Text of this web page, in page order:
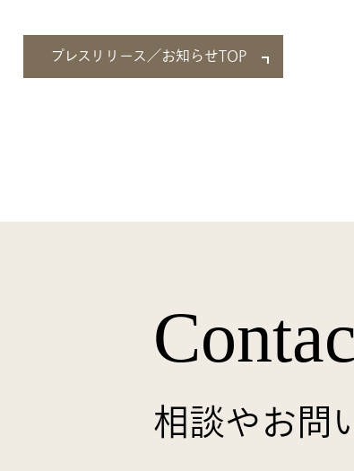
プレスリリース／お知らせTOP
相談やお問